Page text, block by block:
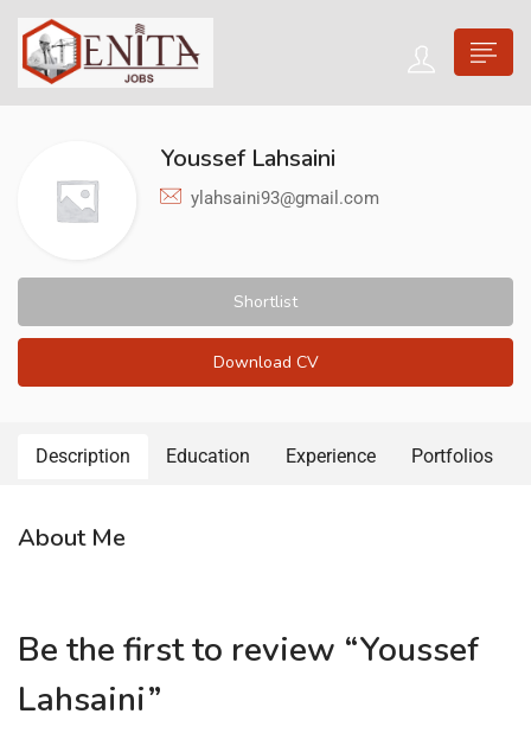
Youssef Lahsaini
ylahsaini93@gmail.com
Shortlist
Download CV
Description Education Experience Portfolios
About Me
Be the first to review “Youssef
Lahsaini”